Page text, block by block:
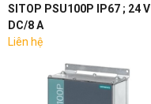
SITOP PSU100P IP67 ; 24 V
DC/8 A
Liên hệ